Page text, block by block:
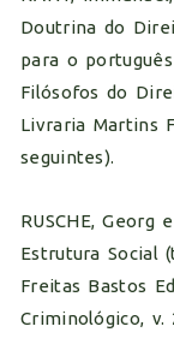
Doutrina do
para o
Filósofos do
Livraria Martins
seguintes).
RUSCHE, Georg
Estrutura Social
Freitas Bastos
Criminológico, v.